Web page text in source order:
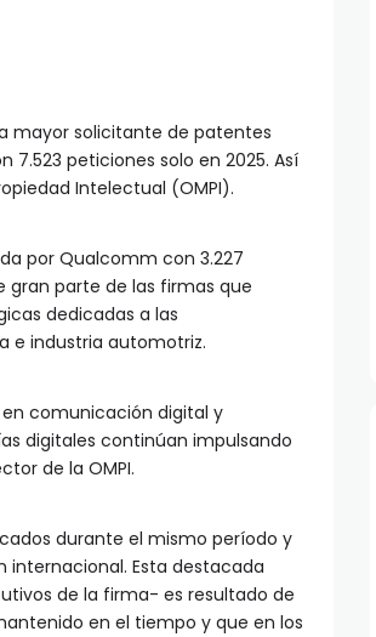
mayor solicitante de patentes
peticiones solo en 2025. Así
Intelectual (OMPI).
por Qualcomm con 3.227
gran parte de las firmas que
dedicadas a las
e industria automotriz.
comunicación digital y
digitales continúan impulsando
de la OMPI.
durante el mismo período y
internacional. Esta destacada
de la firma- es resultado de
en el tiempo y que en los